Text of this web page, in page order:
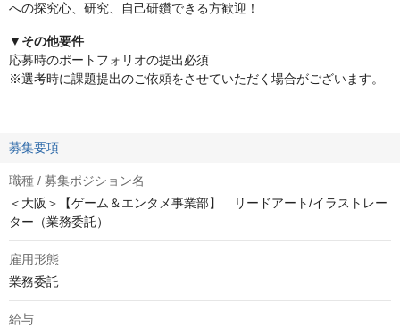
への探究心、研究、自己研鑽できる方歓迎！
▼その他要件
応募時のポートフォリオの提出必須
※選考時に課題提出のご依頼をさせていただく場合がございます。
募集要項
職種 / 募集ポジション名
＜大阪＞【ゲーム＆エンタメ事業部】 リードアート/イラストレー
ター（業務委託）
雇用形態
業務委託
給与